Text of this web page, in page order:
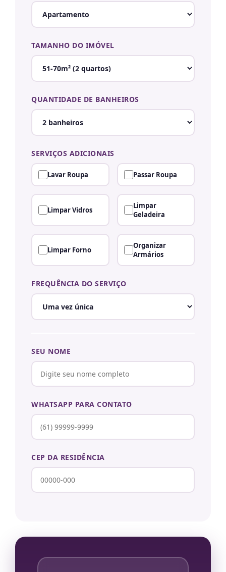
TAMANHO DO IMÓVEL
QUANTIDADE DE BANHEIROS
SERVIÇOS ADICIONAIS
Lavar Roupa Passar Roupa
Limpar Vidros
Limpar
Geladeira
Limpar Forno
Organizar
Armários
FREQUÊNCIA DO SERVIÇO
SEU NOME
WHATSAPP PARA CONTATO
CEP DA RESIDÊNCIA